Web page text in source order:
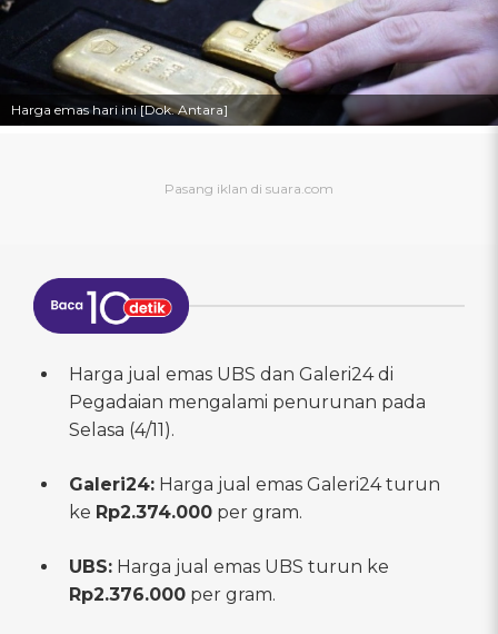
Harga emas hari ini [Dok. Antara]
Harga jual emas UBS dan Galeri24 di
Pegadaian mengalami penurunan pada
Selasa (4/11).
Galeri24: Harga jual emas Galeri24 turun
ke Rp2.374.000 per gram.
UBS: Harga jual emas UBS turun ke
Rp2.376.000 per gram.